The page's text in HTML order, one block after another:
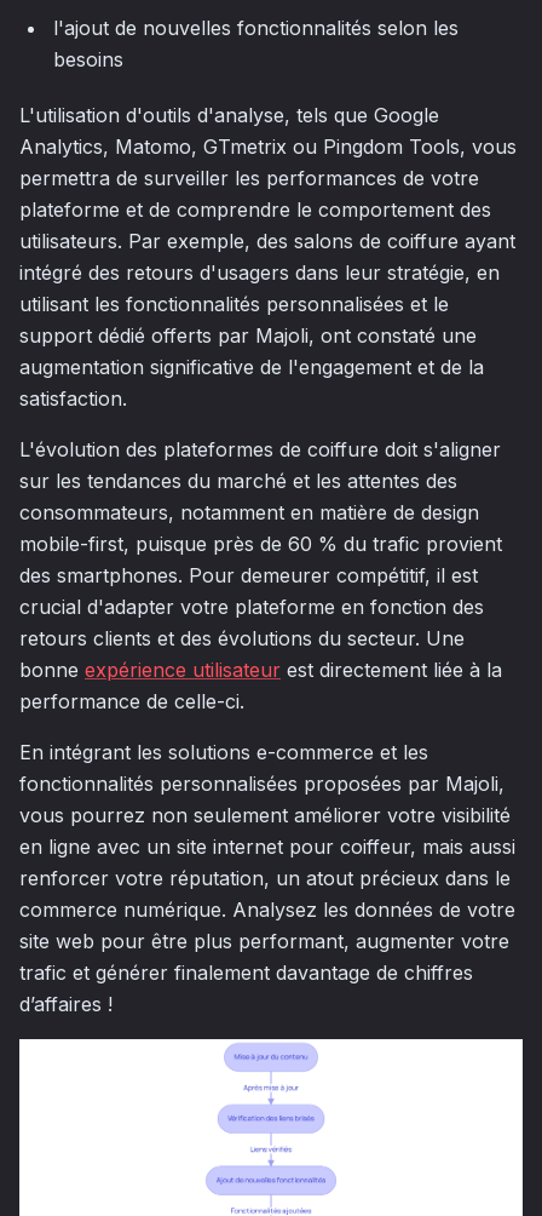
l'ajout de nouvelles fonctionnalités selon les
besoins
L'utilisation d'outils d'analyse, tels que Google
Analytics, Matomo, GTmetrix ou Pingdom Tools, vous
permettra de surveiller les performances de votre
plateforme et de comprendre le comportement des
utilisateurs. Par exemple, des salons de coiffure ayant
intégré des retours d'usagers dans leur stratégie, en
utilisant les fonctionnalités personnalisées et le
support dédié offerts par Majoli, ont constaté une
augmentation significative de l'engagement et de la
satisfaction.
L'évolution des plateformes de coiffure doit s'aligner
sur les tendances du marché et les attentes des
consommateurs, notamment en matière de design
mobile-first, puisque près de 60 % du trafic provient
des smartphones. Pour demeurer compétitif, il est
crucial d'adapter votre plateforme en fonction des
retours clients et des évolutions du secteur. Une
bonne expérience utilisateur est directement liée à la
performance de celle-ci.
En intégrant les solutions e-commerce et les
fonctionnalités personnalisées proposées par Majoli,
vous pourrez non seulement améliorer votre visibilité
en ligne avec un site internet pour coiffeur, mais aussi
renforcer votre réputation, un atout précieux dans le
commerce numérique. Analysez les données de votre
site web pour être plus performant, augmenter votre
trafic et générer finalement davantage de chiffres
d’affaires !